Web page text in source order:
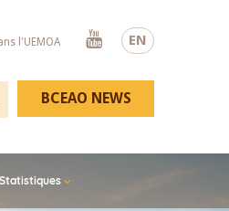
EN
l'UEMOA
Youtube
Statistiques
BCEAO NEWS